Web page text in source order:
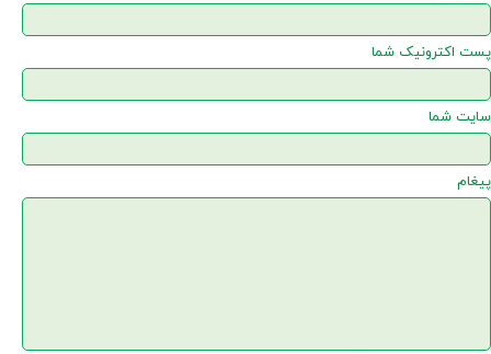
پست اکترونیک شما
سایت شما
پیغام